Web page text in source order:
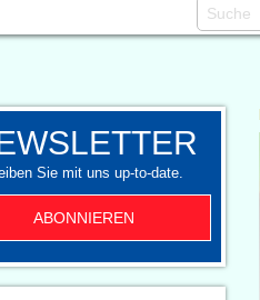
Sie mit uns up-to-date.
ABONNIEREN